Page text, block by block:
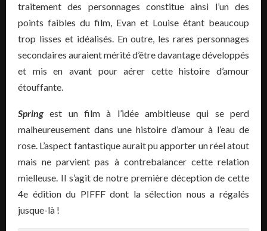
traitement des personnages constitue ainsi l’un des
points faibles du film, Evan et Louise étant beaucoup
trop lisses et idéalisés. En outre, les rares personnages
secondaires auraient mérité d’être davantage développés
et mis en avant pour aérer cette histoire d’amour
étouffante.
Spring est un film à l’idée ambitieuse qui se perd
malheureusement dans une histoire d’amour à l’eau de
rose. L’aspect fantastique aurait pu apporter un réel atout
mais ne parvient pas à contrebalancer cette relation
mielleuse. Il s’agit de notre première déception de cette
4e édition du PIFFF dont la sélection nous a régalés
jusque-là !